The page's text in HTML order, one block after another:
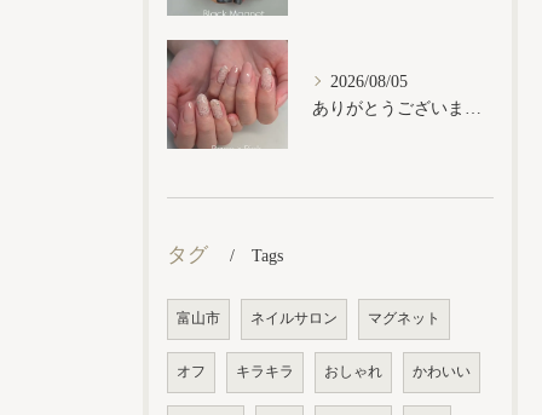
2026/08/05
タグ Tags
富山市 ネイルサロン マグネット
オフ キラキラ おしゃれ かわいい